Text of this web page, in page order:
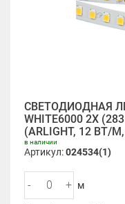
СВЕТОДИОДНАЯ
WHITE6000 2X
(ARLIGHT, 12 ВТ/
в наличии
Артикул:024534(1)
- + м